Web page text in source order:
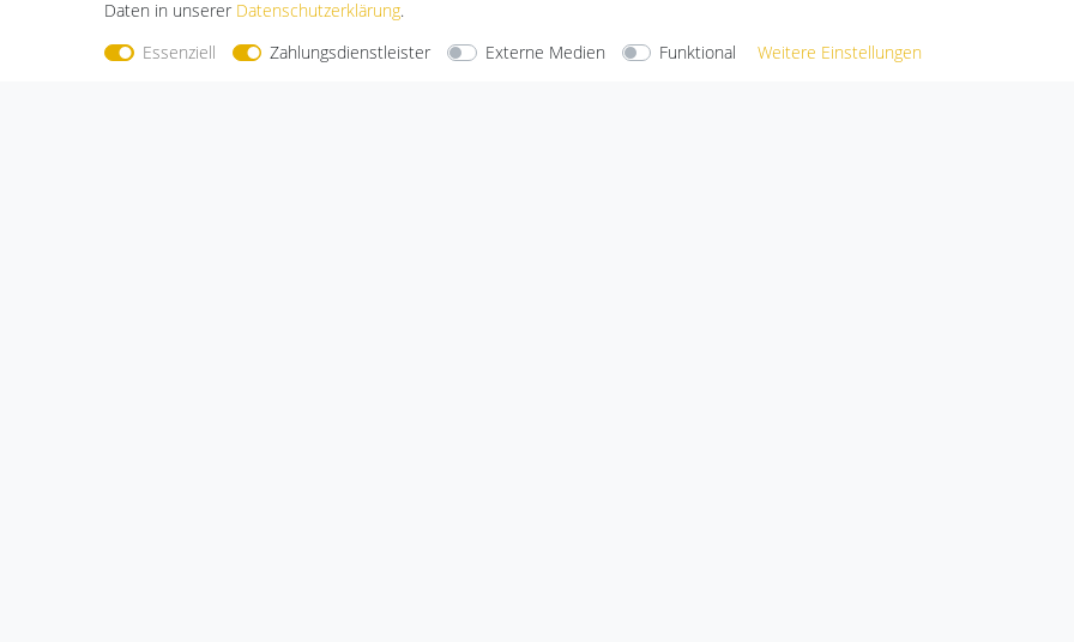
Nehmen SieKontaktmit uns auf Zahlungsarten Versandarten
Daten in unserer Daten­schutz­erklärung.
Essenziell
Zahlungsdienstleister Externe Medien Funktional Weitere Einstellungen